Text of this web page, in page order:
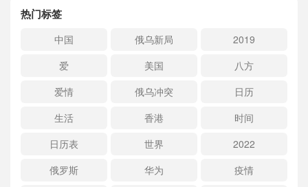
热门标签
中国 俄乌新局
2019
爱
美国
八方
爱情
俄乌冲突
日历
生活
香港
时间
日历表
世界
2022
俄罗斯
华为
疫情